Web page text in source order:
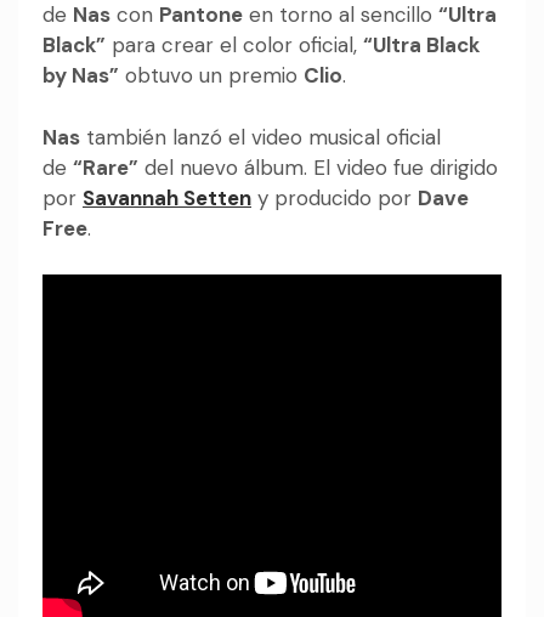
de Nas con Pantone en torno al sencillo “Ultra
Black” para crear el color oficial, “Ultra Black
by Nas” obtuvo un premio Clio.
Nas también lanzó el video musical oficial
de “Rare” del nuevo álbum. El video fue dirigido
por Savannah Setten y producido por Dave
Free.